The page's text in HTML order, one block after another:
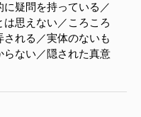
疑問を持っている／
思えない／ころころ
れる／実体のないも
ない／隠された真意